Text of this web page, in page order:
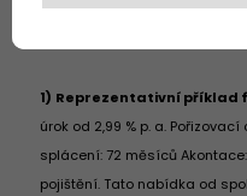
1) Reprezentativní příklad
úrok od 2,99 % p. a.
splácení: 72 měsíců
pojištění. Tato nabídka od